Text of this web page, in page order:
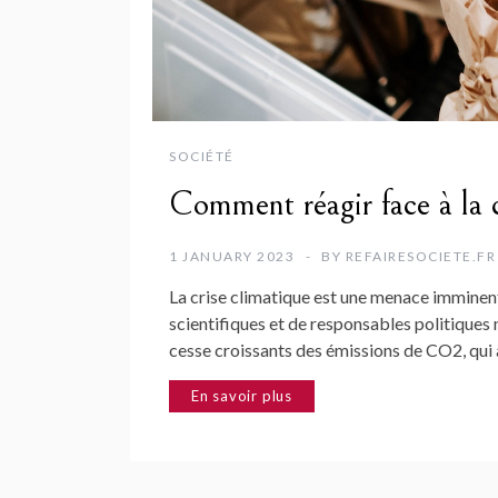
SOCIÉTÉ
Comment réagir face à
1 JANUARY 2023 BY REFAIRESOCIETE.FR
La crise climatique est une menace
scientifiques et de responsables politiques
cesse croissants des émissions de CO2,
En savoir plus